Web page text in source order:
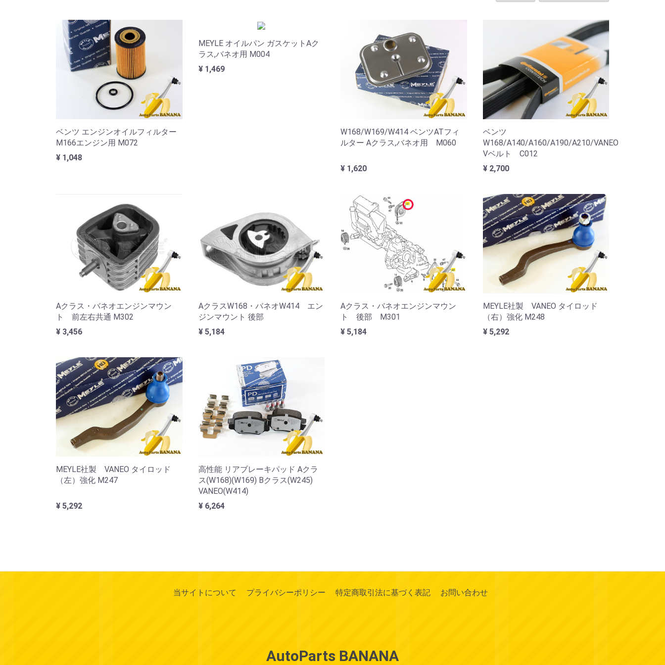
ベンツ エンジンオイルフィルター
M166エンジン用 M072
¥ 1,048
MEYLE オイルパン ガスケットAク
ラス,バネオ用 M004
¥ 1,469
W168/W169/W414 ベンツATフィ
ルター Aクラス,バネオ用 M060
¥ 1,620
ベンツ
W168/A140/A160/A190/A210/VANEO
Vベルト C012
¥ 2,700
Aクラス・バネオエンジンマウン
ト 前左右共通 M302
¥ 3,456
AクラスW168・バネオW414 エン
ジンマウント 後部
¥ 5,184
Aクラス・バネオエンジンマウン
ト 後部 M301
¥ 5,184
MEYLE社製 VANEO タイロッド
（右）強化 M248
¥ 5,292
MEYLE社製 VANEO タイロッド
（左）強化 M247
¥ 5,292
高性能 リアブレーキパッド Aクラ
ス(W168)(W169) Bクラス(W245)
VANEO(W414)
¥ 6,264
当サイトについて プライバシーポリシー 特定商取引法に基づく表記 お問い合わせ
AutoParts BANANA